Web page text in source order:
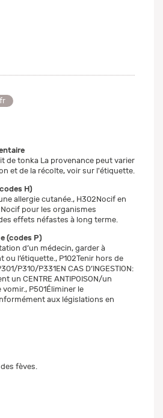
de tonka La provenance peut varier
et de la récolte, voir sur l'étiquette.
H)
allergie cutanée., H302Nocif en
pour les organismes
effets néfastes à long terme.
(codes P)
d’un médecin, garder à
l’étiquette., P102Tenir hors de
P310/P331EN CAS D’INGESTION:
un CENTRE ANTIPOISON/un
vomir., P501Éliminer le
aux législations en
fèves.